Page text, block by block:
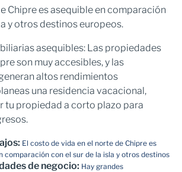
Chipre es asequible en comparación
y otros destinos europeos.
asequibles: Las propiedades
son muy accesibles, y las
altos rendimientos
una residencia vacacional,
tu propiedad a corto plazo para
El costo de vida en el norte de Chipre es
comparación con el sur de la isla y otros destinos
de negocio: Hay grandes